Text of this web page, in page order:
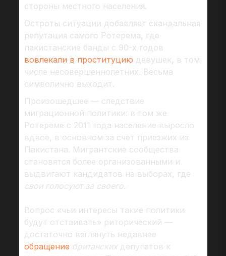
стороны местного населения.
Остроты ситуации добавляет скандальная
репутация самого Ротерема, где
пакистанские банды с 90-х годов
вовлекали в проституцию девушек, в том
числе несовершеннолетних. Весьма
символично выходит.
Произошедшее — следствие
миграционной политики: в том же
Ротереме с 2011 года население выросло
вдвое, в основном за счет приезжих из
Пакистана. Мигрантские сообщества
становятся более организованными и
выдвигают кандидатов на выборах, где
свои голосуют за своего.
Вопрос «чьи интересы такие политики
будут отстаивать» риторический —
достаточно взглянуть недавнее
обращение британскихдепутатов к